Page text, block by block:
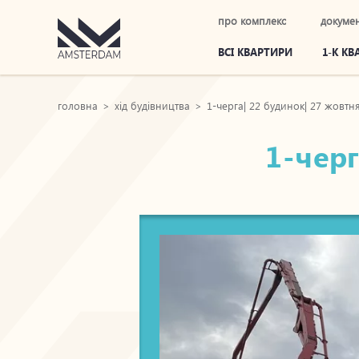
про комплекс
ВСІ КВАРТИРИ 1-К
головна > хід будівництва > 1-черга| 22 будинок| 27
1-